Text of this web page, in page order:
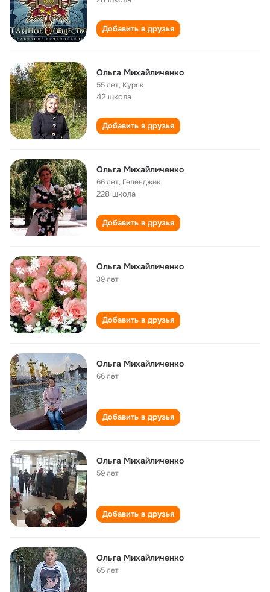
Добавить в друзья
Ольга Михайличенко
55 лет, Курск
42 школа
Добавить в друзья
Ольга Михайличенко
66 лет, Геленджик
228 школа
Добавить в друзья
Ольга Михайличенко
39 лет
Добавить в друзья
Ольга Михайличенко
66 лет
Добавить в друзья
Ольга Михайличенко
59 лет
Добавить в друзья
Ольга Михайличенко
65 лет